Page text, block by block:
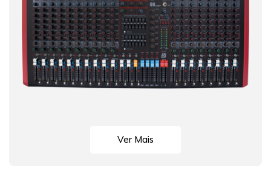
Ver Mais